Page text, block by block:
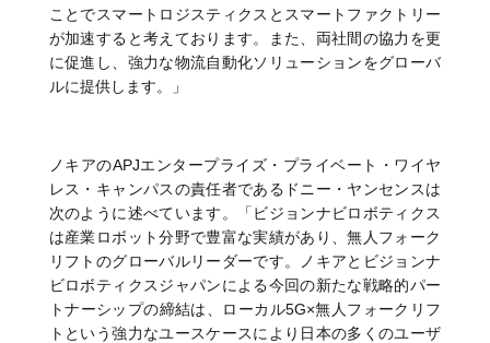
ことでスマートロジスティクスとスマートファクトリー
が加速すると考えております。また、両社間の協力を更
に促進し、強力な物流自動化ソリューションをグローバ
ルに提供します。」
ノキアのAPJエンタープライズ・プライベート・ワイヤ
レス・キャンパスの責任者であるドニー・ヤンセンスは
次のように述べています。「ビジョンナビロボティクス
は産業ロボット分野で豊富な実績があり、無人フォーク
リフトのグローバルリーダーです。ノキアとビジョンナ
ビロボティクスジャパンによる今回の新たな戦略的パー
トナーシップの締結は、ローカル5G×無人フォークリフ
トという強力なユースケースにより日本の多くのユーザ